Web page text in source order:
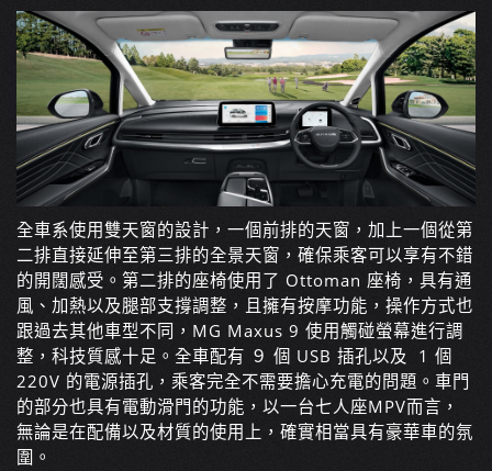
全車系使用雙天窗的設計，一個前排的天窗，加上一個從第
二排直接延伸至第三排的全景天窗，確保乘客可以享有不錯
的開闊感受。第二排的座椅使用了 Ottoman 座椅，具有通
風、加熱以及腿部支撐調整，且擁有按摩功能，操作方式也
跟過去其他車型不同，MG Maxus 9 使用觸碰螢幕進行調
整，科技質感十足。全車配有 ９ 個 USB 插孔以及 1 個
220V 的電源插孔，乘客完全不需要擔心充電的問題。車門
的部分也具有電動滑門的功能，以一台七人座MPV而言，
無論是在配備以及材質的使用上，確實相當具有豪華車的氛
圍。